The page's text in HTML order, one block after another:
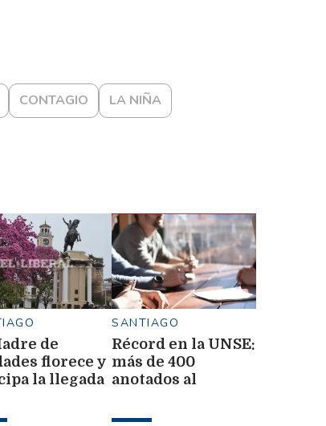
CONTAGIO LA NIÑA
de
florece y
la llegada
en
SANTIAGO
Récord en la UNSE:
más de 400
anotados al
ingreso sin